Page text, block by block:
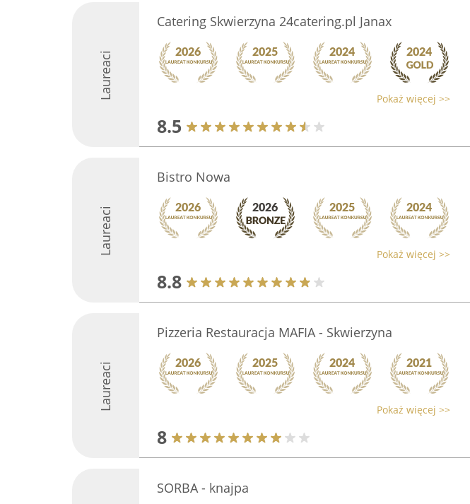
Laureaci
Catering Skwierzyna 24catering.pl Janax
Pokaż więcej >>
8.5
Laureaci
Bistro Nowa
Pokaż więcej >>
8.8
Laureaci
Pizzeria Restauracja MAFIA - Skwierzyna
Pokaż więcej >>
8
SORBA - knajpa